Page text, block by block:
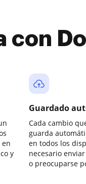
con
y
Guardado
Cada cambio
guarda
en todos los
necesario
o preocuparse